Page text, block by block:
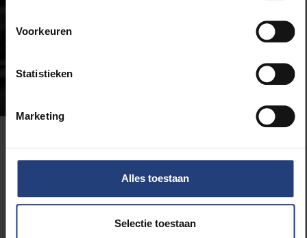
Voorkeuren
Statistieken
Marketing
Alles toestaan
Selectie toestaan
“We moeten het gehele
mobiliteitssysteem
“We moeten die kritische en systemische blik ook